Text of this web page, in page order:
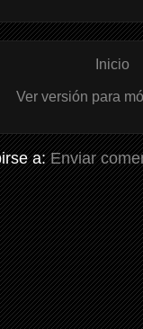
Inicio
Ver versión para
a:Enviar